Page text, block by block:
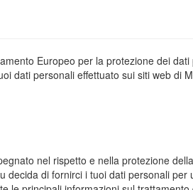
Europeo per la protezione dei
dati personali effettuato sui siti web di
nel rispetto e nella protezione
decida di fornirci i tuoi dati personali per